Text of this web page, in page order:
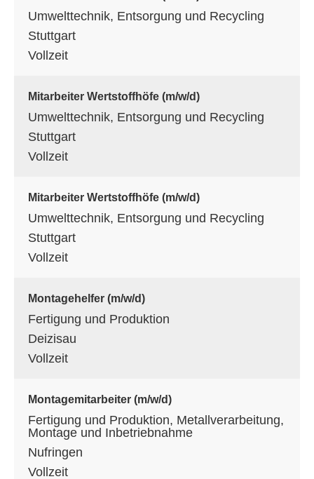
Montagemitarbeiter (m/w/d)
Fertigung und Produktion, Metallverarbeitung,
Montage und Inbetriebnahme
Nufringen
Vollzeit
Montagehelfer (m/w/d)
Fertigung und Produktion
Deizisau
Vollzeit
Umwelttechnik, Entsorgung und Recycling
Stuttgart
Vollzeit
Mitarbeiter Wertstoffhöfe (m/w/d)
Umwelttechnik, Entsorgung und Recycling
Stuttgart
Vollzeit
Mitarbeiter Wertstoffhöfe (m/w/d)
Umwelttechnik, Entsorgung und Recycling
Stuttgart
Vollzeit